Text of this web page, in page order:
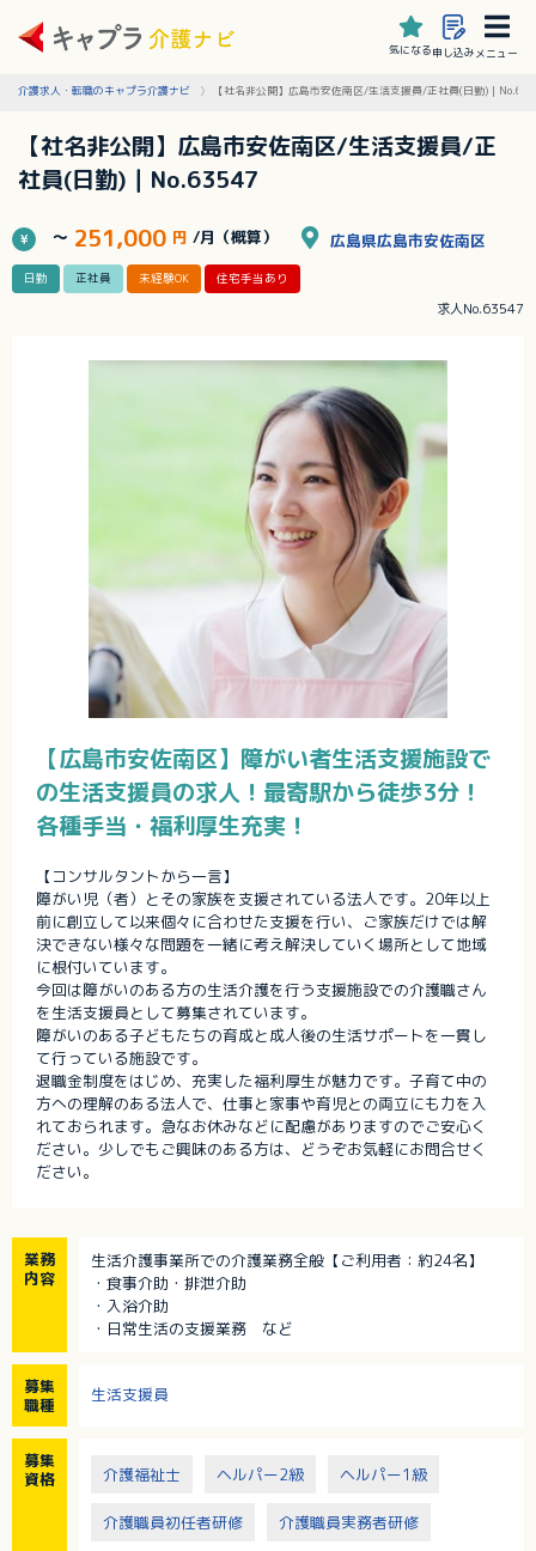
気になる申し込みメニュー
介護求人・転職のキャプラ介護ナビ 【社名非公開】広島市安佐南区/生活支援員/正社員(日勤)｜
【社名非公開】広島市安佐南区/生活支援員/正
社員(日勤)｜No.63547
～ 251,000 円 /月（概算） 広島県広島市安佐南区
日勤 正社員 未経験OK 住宅手当あり
求人No.63547
【広島市安佐南区】障がい者生活支援施設で
の生活支援員の求人！最寄駅から徒歩3分！
各種手当・福利厚生充実！
【コンサルタントから一言】
障がい児（者）とその家族を支援されている法人です。20年以上
前に創立して以来個々に合わせた支援を行い、ご家族だけでは解
決できない様々な問題を一緒に考え解決していく場所として地域
に根付いています。
今回は障がいのある方の生活介護を行う支援施設での介護職さん
を生活支援員として募集されています。
障がいのある子どもたちの育成と成人後の生活サポートを一貫し
て行っている施設です。
退職金制度をはじめ、充実した福利厚生が魅力です。子育て中の
方への理解のある法人で、仕事と家事や育児との両立にも力を入
れておられます。急なお休みなどに配慮がありますのでご安心く
ださい。少しでもご興味のある方は、どうぞお気軽にお問合せく
ださい。
業務
内容
生活介護事業所での介護業務全般【ご利用者：約24名】
・食事介助・排泄介助
・入浴介助
・日常生活の支援業務 など
募集
職種
生活支援員
募集
資格
介護福祉士 ヘルパー2級 ヘルパー1級
介護職員初任者研修 介護職員実務者研修